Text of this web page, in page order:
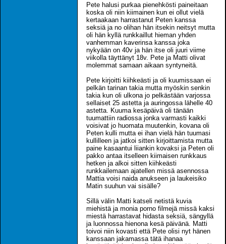
Pete halusi purkaa pienehkösti paineitaan
koska oli niin kiimainen kun ei ollut vielä
kertaakaan harrastanut Peten kanssa
seksiä ja no olihan hän itsekin neitsyt mutta
oli hän kyllä runkkaillut hieman yhden
vanhemman kaverinsa kanssa joka
nykyään on 40v ja hän itse oli juuri viime
viikolla täyttänyt 18v. Pete ja Matti olivat
molemmat samaan aikaan syntyneitä.
Pete kirjoitti kiihkeästi ja oli kuumissaan ei
pelkän tarinan takia mutta myöskin senkin
takia kun oli ulkona jo pelkästään varjossa
sellaiset 25 astetta ja auringossa lähelle 40
astetta. Kuuma kesäpäivä oli tänään
tuumattiin radiossa jonka varmasti kaikki
voisivat jo huomata muutenkin, kovana oli
Peten kulli mutta ei ihan vielä hän tuumasi
kullilleen ja jatkoi sitten kirjoittamista mutta
paine kasaantui liiankin kovaksi ja Peten oli
pakko antaa itselleen kiimaisen runkkaus
hetken ja alkoi sitten kiihkeästi
runkkailemaan ajatellen missä asennossa
Mattia voisi naida anukseen ja laukeisiko
Matin suuhun vai sisälle?
Sillä välin Matti katseli netistä kuvia
miehistä ja monia porno filmejä missä kaksi
miestä harrastavat hidasta seksiä, sängyllä
ja luonnossa hienona kesä päivänä. Matti
toivoi niin kovasti että Pete olisi nyt hänen
kanssaan jakamassa tätä ihanaa